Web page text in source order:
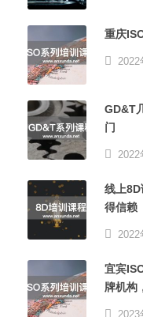
重庆
2022
GD&T
门
2022
线上
得信赖
2022
宜宾
牌机构
2023